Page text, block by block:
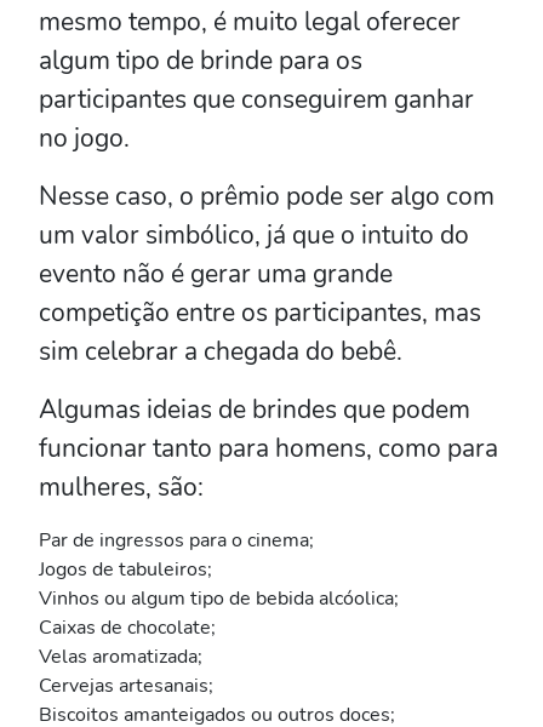
mesmo tempo, é muito legal oferecer
algum tipo de brinde para os
participantes que conseguirem ganhar
no jogo.
Nesse caso, o prêmio pode ser algo com
um valor simbólico, já que o intuito do
evento não é gerar uma grande
competição entre os participantes, mas
sim celebrar a chegada do bebê.
Algumas ideias de brindes que podem
funcionar tanto para homens, como para
mulheres, são:
Par de ingressos para o cinema;
Jogos de tabuleiros;
Vinhos ou algum tipo de bebida alcóolica;
Caixas de chocolate;
Velas aromatizada;
Cervejas artesanais;
Biscoitos amanteigados ou outros doces;